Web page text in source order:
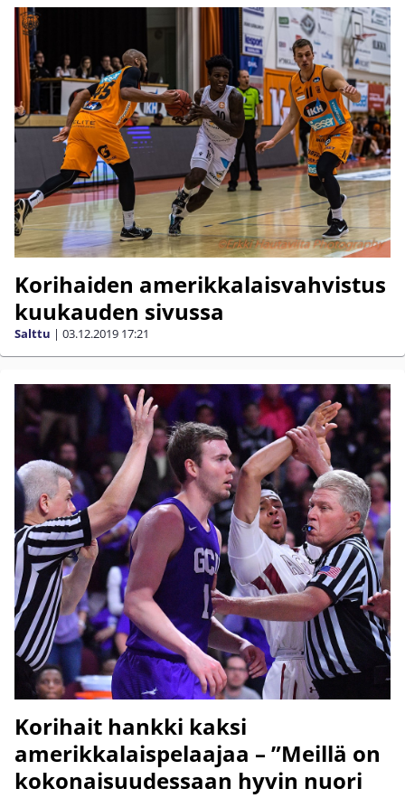
Korihaiden amerikkalaisvahvistus
kuukauden sivussa
Salttu | 03.12.2019 17:21
Korihait hankki kaksi
amerikkalaispelaajaa – ”Meillä on
kokonaisuudessaan hyvin nuori